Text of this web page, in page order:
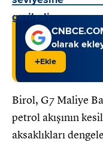
olarak
+Ekle
Birol, G7 Maliye
petrol akışının
aksaklıkları